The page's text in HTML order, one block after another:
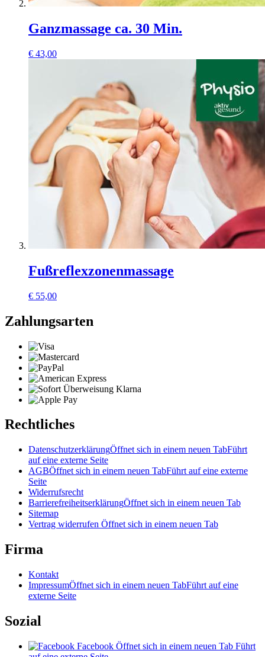
Ganzmassage ca. 30 Min.
€ 43,00
Fußreflexzonenmassage
€ 55,00
Zahlungsarten
Rechtliches
DatenschutzerklärungÖffnet sich in einem neuen TabFührt
auf eine externe Seite
AGBÖffnet sich in einem neuen TabFührt auf eine externe
Seite
Widerrufsrecht
BarrierefreiheitserklärungÖffnet sich in einem neuen Tab
Sitemap
Vertrag widerrufen Öffnet sich in einem neuen Tab
Firma
Kontakt
ImpressumÖffnet sich in einem neuen TabFührt auf eine
externe Seite
Sozial
Facebook Öffnet sich in einem neuen Tab Führt